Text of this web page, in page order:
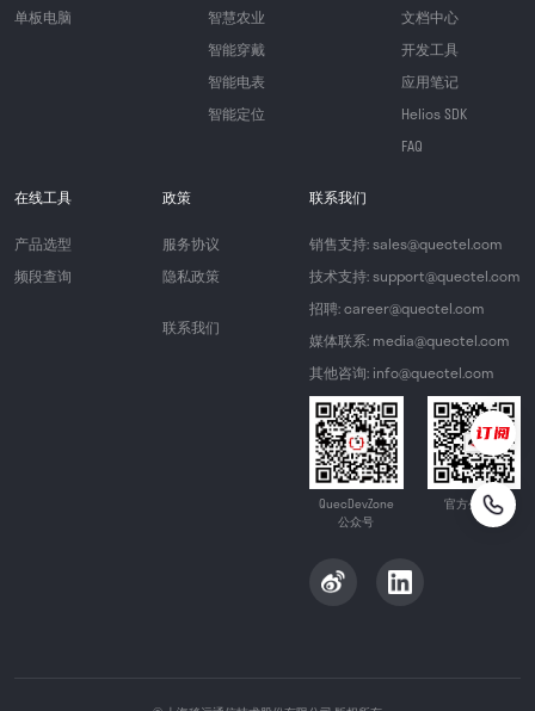
单板电脑
智慧农业
智能穿戴
智能电表
智能定位
文档中心
开发工具
应用笔记
Helios SDK
FAQ
在线工具
产品选型
频段查询
政策
服务协议
隐私政策
联系我们
联系我们
销售支持: sales@quectel.com
技术支持: support@quectel.com
招聘: career@quectel.com
媒体联系: media@quectel.com
其他咨询: info@quectel.com
QuecDevZone
公众号
官方公众号